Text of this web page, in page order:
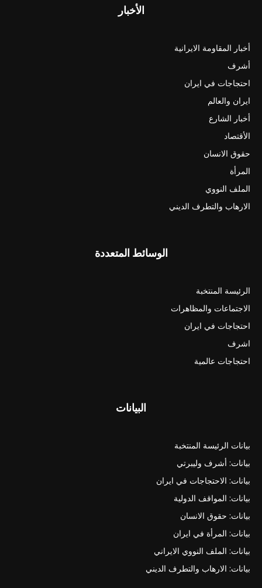
الأخبار
أخبار المقاومة الايرانية
أشرف
احتجاجات في ايران
ايران والعالم
أخبار الشارع
الأقتصاد
حقوق الانسان
المرأة
الملف النووي
الارهاب والتطرف الديني
الوسائط المتعددة
الرئيسة المنتخبة
الاجتماعات والمظاهرات
احتجاجات في ايران
اشرف
احتجاجات عالمية
البيانات
بيانات الرئيسة المنتخبة
بيانات: أشرف وليبرتي
بيانات: الاحتجاجات في ايران
بيانات: المواقف الدولية
بيانات: حقوق الانسان
بيانات: المرأة في ايران
بيانات: الملف النووي الايراني
بيانات: الارهاب والتطرف الديني